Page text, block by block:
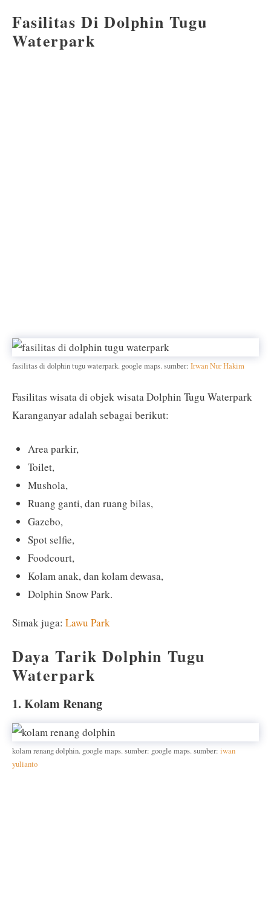
Fasilitas Di Dolphin Tugu
Waterpark
fasilitas di dolphin tugu waterpark. google maps. sumber: Irwan Nur Hakim
Fasilitas wisata di objek wisata Dolphin Tugu Waterpark
Karanganyar adalah sebagai berikut:
Area parkir,
Toilet,
Mushola,
Ruang ganti, dan ruang bilas,
Gazebo,
Spot selfie,
Foodcourt,
Kolam anak, dan kolam dewasa,
Dolphin Snow Park.
Simak juga: Lawu Park
Daya Tarik Dolphin Tugu
Waterpark
1. Kolam Renang
kolam renang dolphin. google maps. sumber: google maps. sumber: iwan
yulianto